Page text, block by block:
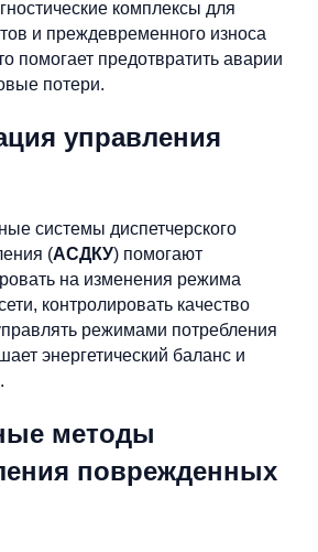
комплексы для
и преждевременного износа
помогает предотвратить аварии
потери.
управления
системы диспетчерского
(АСДКУ) помогают
на изменения режима
контролировать качество
режимами потребления
энергетический баланс и
методы
поврежденных